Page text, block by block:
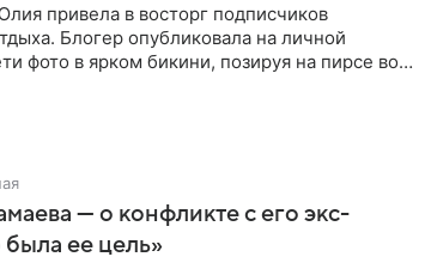
привела в восторг подписчиков
Блогер опубликовала на личной
фото в ярком бикини, позируя на пирсе во
— о конфликте с его экс-
ее цель»